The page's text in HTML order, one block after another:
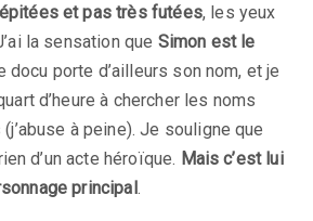
et pas très futées, les yeux
la sensation que Simon est le
docu porte d’ailleurs son nom, et je
d’heure à chercher les noms
à peine). Je souligne que
d’un acte héroïque. Mais c’est lui
principal.